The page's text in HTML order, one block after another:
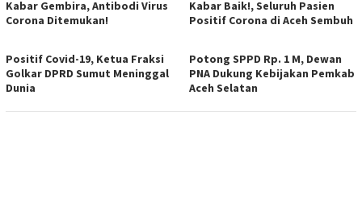
Kabar Gembira, Antibodi Virus
Corona Ditemukan!
Kabar Baik!, Seluruh Pasien
Positif Corona di Aceh Sembuh
Positif Covid-19, Ketua Fraksi
Golkar DPRD Sumut Meninggal
Dunia
Potong SPPD Rp. 1 M, Dewan
PNA Dukung Kebijakan Pemkab
Aceh Selatan